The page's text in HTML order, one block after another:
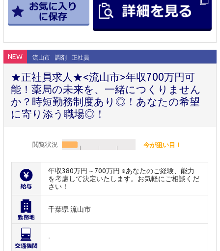
NEW 流山市 調剤 正社員
★正社員求人★<流山市>年収700万円可
能！薬局の未来を、一緒につくりません
か？時短勤務制度あり◎！あなたの希望
に寄り添う職場◎！
閲覧状況 今が狙い目！
年収380万円～700万円 ※あなたのご経験、能力
を考慮して決定いたします。お気軽にご相談くだ
さい！
千葉県 流山市
-